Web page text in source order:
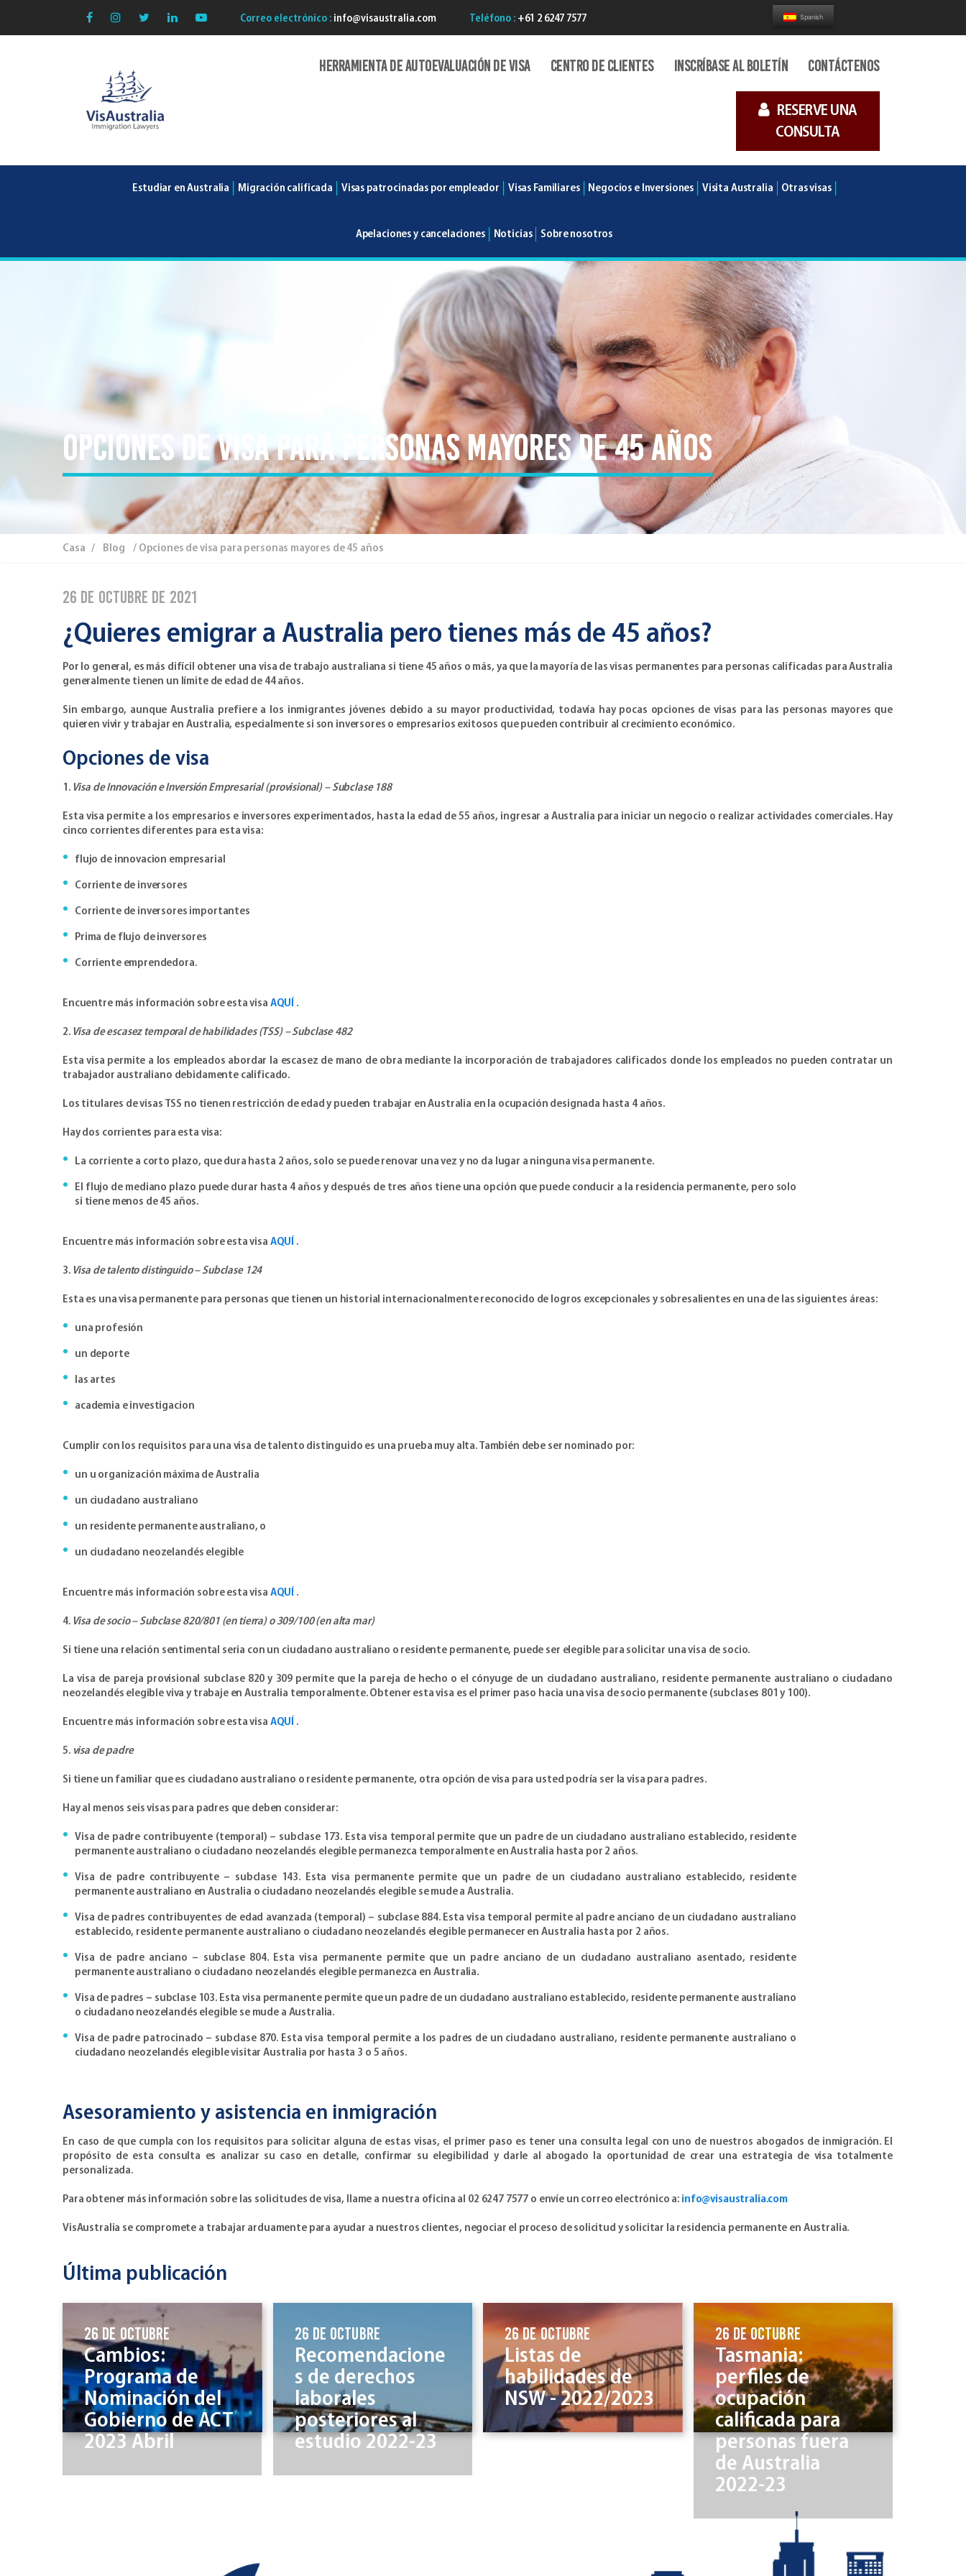
Correo electrónico :info@visaustralia.com Teléfono :+61 2 6247 7577
Herramienta de autoevaluación de Visa Centro de clientes Inscríbase al boletín Contáctenos
RESERVE UNA
CONSULTA
Estudiar en Australia Migración calificada Visas patrocinadas por empleador Visas Familiares Negocios e Inversiones Visita Australia Otras visas
Apelaciones y cancelaciones Noticias Sobre nosotros
Opciones de visa para personas mayores de 45 años
Casa / Blog / Opciones de visa para personas mayores de 45 años
26 de octubre de 2021
¿Quieres emigrar a Australia pero tienes más de 45 años?
Por lo general, es más difícil obtener una visa de trabajo australiana si tiene 45 años o más, ya que la mayoría de las visas permanentes para personas calificadas para Australia
generalmente tienen un límite de edad de 44 años.
Sin embargo, aunque Australia prefiere a los inmigrantes jóvenes debido a su mayor productividad, todavía hay pocas opciones de visas para las personas mayores que
quieren vivir y trabajar en Australia, especialmente si son inversores o empresarios exitosos que pueden contribuir al crecimiento económico.
Opciones de visa
1.Visa de Innovación e Inversión Empresarial (provisional) – Subclase 188
Esta visa permite a los empresarios e inversores experimentados, hasta la edad de 55 años, ingresar a Australia para iniciar un negocio o realizar actividades comerciales. Hay
cinco corrientes diferentes para esta visa:
flujo de innovacion empresarial
Corriente de inversores
Corriente de inversores importantes
Prima de flujo de inversores
Corriente emprendedora.
Encuentre más información sobre esta visa AQUÍ .
2.Visa de escasez temporal de habilidades (TSS) – Subclase 482
Esta visa permite a los empleados abordar la escasez de mano de obra mediante la incorporación de trabajadores calificados donde los empleados no pueden contratar un
trabajador australiano debidamente calificado.
Los titulares de visas TSS no tienen restricción de edad y pueden trabajar en Australia en la ocupación designada hasta 4 años.
Hay dos corrientes para esta visa:
La corriente a corto plazo, que dura hasta 2 años, solo se puede renovar una vez y no da lugar a ninguna visa permanente.
El flujo de mediano plazo puede durar hasta 4 años y después de tres años tiene una opción que puede conducir a la residencia permanente, pero solo
si tiene menos de 45 años.
Encuentre más información sobre esta visa AQUÍ .
3.Visa de talento distinguido – Subclase 124
Esta es una visa permanente para personas que tienen un historial internacionalmente reconocido de logros excepcionales y sobresalientes en una de las siguientes áreas:
una profesión
un deporte
las artes
academia e investigacion
Cumplir con los requisitos para una visa de talento distinguido es una prueba muy alta. También debe ser nominado por:
un u organización máxima de Australia
un ciudadano australiano
un residente permanente australiano, o
un ciudadano neozelandés elegible
Encuentre más información sobre esta visa AQUÍ .
4.Visa de socio – Subclase 820/801 (en tierra) o 309/100 (en alta mar)
Si tiene una relación sentimental seria con un ciudadano australiano o residente permanente, puede ser elegible para solicitar una visa de socio.
La visa de pareja provisional subclase 820 y 309 permite que la pareja de hecho o el cónyuge de un ciudadano australiano, residente permanente australiano o ciudadano
neozelandés elegible viva y trabaje en Australia temporalmente. Obtener esta visa es el primer paso hacia una visa de socio permanente (subclases 801 y 100).
Encuentre más información sobre esta visa AQUÍ .
5.visa de padre
Si tiene un familiar que es ciudadano australiano o residente permanente, otra opción de visa para usted podría ser la visa para padres.
Hay al menos seis visas para padres que deben considerar:
Visa de padre contribuyente (temporal) – subclase 173. Esta visa temporal permite que un padre de un ciudadano australiano establecido, residente
permanente australiano o ciudadano neozelandés elegible permanezca temporalmente en Australia hasta por 2 años.
Visa de padre contribuyente – subclase 143. Esta visa permanente permite que un padre de un ciudadano australiano establecido, residente
permanente australiano en Australia o ciudadano neozelandés elegible se mude a Australia.
Visa de padres contribuyentes de edad avanzada (temporal) – subclase 884. Esta visa temporal permite al padre anciano de un ciudadano australiano
establecido, residente permanente australiano o ciudadano neozelandés elegible permanecer en Australia hasta por 2 años.
Visa de padre anciano – subclase 804. Esta visa permanente permite que un padre anciano de un ciudadano australiano asentado, residente
permanente australiano o ciudadano neozelandés elegible permanezca en Australia.
Visa de padres – subclase 103. Esta visa permanente permite que un padre de un ciudadano australiano establecido, residente permanente australiano
o ciudadano neozelandés elegible se mude a Australia.
Visa de padre patrocinado – subclase 870. Esta visa temporal permite a los padres de un ciudadano australiano, residente permanente australiano o
ciudadano neozelandés elegible visitar Australia por hasta 3 o 5 años.
Asesoramiento y asistencia en inmigración
En caso de que cumpla con los requisitos para solicitar alguna de estas visas, el primer paso es tener una consulta legal con uno de nuestros abogados de inmigración. El
propósito de esta consulta es analizar su caso en detalle, confirmar su elegibilidad y darle al abogado la oportunidad de crear una estrategia de visa totalmente
personalizada.
Para obtener más información sobre las solicitudes de visa, llame a nuestra oficina al 02 6247 7577 o envíe un correo electrónico a: info@visaustralia.com
VisAustralia se compromete a trabajar arduamente para ayudar a nuestros clientes, negociar el proceso de solicitud y solicitar la residencia permanente en Australia.
Última publicación
26 de octubre
Cambios:
Programa de
Nominación del
Gobierno de ACT
2023 Abril
26 de octubre
Recomendacione
s de derechos
laborales
posteriores al
estudio 2022-23
26 de octubre
Listas de
habilidades de
NSW - 2022/2023
26 de octubre
Tasmania:
perfiles de
ocupación
calificada para
personas fuera
de Australia
2022-23
Spanish